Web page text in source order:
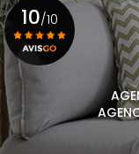
10/10
Voir le certificat